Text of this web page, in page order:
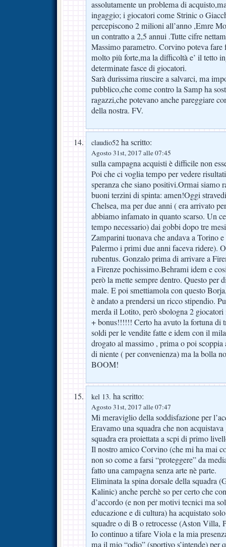
assolutamente un problema di
ingaggio; i giocatori come Strinic o
percepiscono 2 milioni all’anno ,Emre
un contratto a 2,5 annui .Tutte cifre
Massimo parametro. Corvino poteva fare
molto più forte,ma la difficoltà e’ il tetto
determinate fasce di giocatori.
Sarà durissima riuscire a salvarci, ma
pubblico,che come contro la Samp ha
ragazzi,che potevano anche pareggiare
della nostra. FV.
claudio52 ha scritto:
Agosto 31st, 2017 alle 07:45
sulla campagna acquisti è difficile non
Poi che ci voglia tempo per vedere
speranza che siano positivi.Ormai siamo
buoni terzini di spinta: amen!Oggi
Chelsea, ma per due anni ( era arrivato
abbiamo infamato in quanto scarso. Un
tempo necessario) dai gobbi dopo tre
Zamparini tuonava che andava a Torino
Palermo i primi due anni faceva ridere).
rubentus. Gonzalo prima di arrivare a
a Firenze pochissimo.Behrami idem e
però la mette sempre dentro. Questo per
male. E poi smettiamola con questo
è andato a prendersi un ricco stipendio.
merda il Lotito, però sbologna 2
+ bonus!!!!!! Certo ha avuto la fortuna di
soldi per le vendite fatte e idem con il
drogato al massimo , prima o poi
di niente ( per convenienza) ma la bolla
BOOM!
kel 13. ha scritto:
Agosto 31st, 2017 alle 07:47
Mi meraviglio della soddisfazione per
Eravamo una squadra che non
squadra era proiettata a scpi di primo
Il nostro amico Corvino (che mi ha mai
non so come a farsi “proteggere” da
fatto una campagna senza arte nè parte.
Eliminata la spina dorsale della squadra
Kalinic) anche perchè so per certo che
d’accordo (e non per motivi tecnici ma
educazione e di cultura) ha acquistato
squadre o di B o retrocesse (Aston Villa,
Io continuo a tifare Viola e la mia
ma il mio “odio” (sportivo s’intende) per